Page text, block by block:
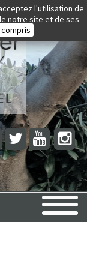
l'utilisation de
notre site et de ses